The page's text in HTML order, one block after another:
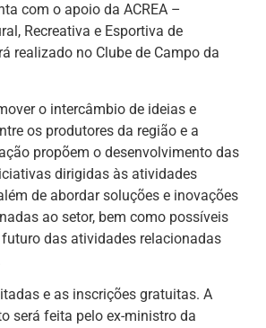
com o apoio da ACREA –
Recreativa e Esportiva de
realizado no Clube de Campo da
o intercâmbio de ideias e
os produtores da região e a
propõem o desenvolvimento das
dirigidas às atividades
de abordar soluções e inovações
ao setor, bem como possíveis
das atividades relacionadas
e as inscrições gratuitas. A
será feita pelo ex-ministro da